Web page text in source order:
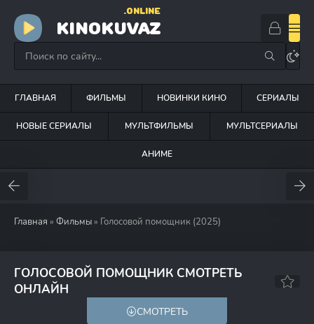
KINOKUVAZ
.ONLINE
ГЛАВНАЯ ФИЛЬМЫ НОВИНКИ КИНО СЕРИАЛЫ
НОВЫЕ СЕРИАЛЫ МУЛЬТФИЛЬМЫ МУЛЬТСЕРИАЛЫ
АНИМЕ
Главная » Фильмы » Голосовой помощник (2025)
ГОЛОСОВОЙ ПОМОЩНИК СМОТРЕТЬ
ОНЛАЙН
СМОТРЕТЬ